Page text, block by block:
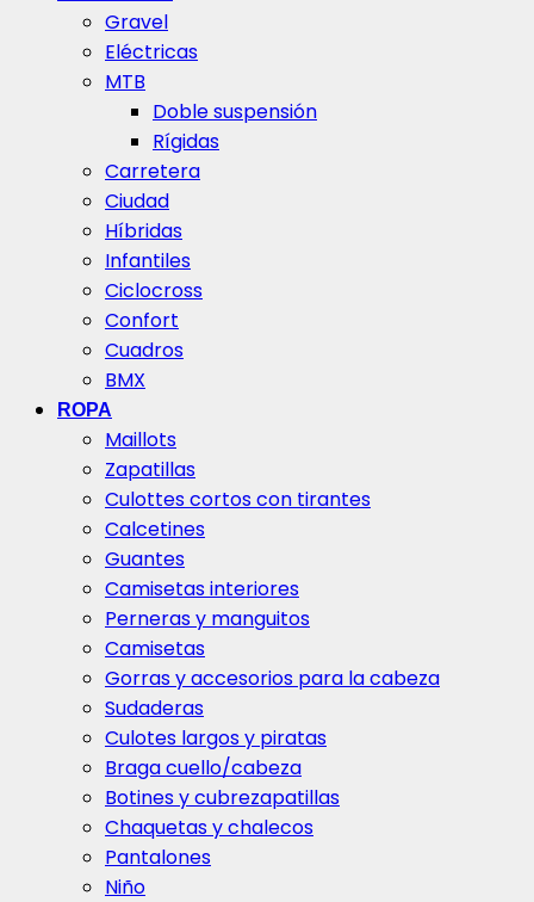
Gravel
Eléctricas
MTB
Doble suspensión
Rígidas
Carretera
Ciudad
Híbridas
Infantiles
Ciclocross
Confort
Cuadros
BMX
ROPA
Maillots
Zapatillas
Culottes cortos con tirantes
Calcetines
Guantes
Camisetas interiores
Perneras y manguitos
Camisetas
Gorras y accesorios para la cabeza
Sudaderas
Culotes largos y piratas
Braga cuello/cabeza
Botines y cubrezapatillas
Chaquetas y chalecos
Pantalones
Niño